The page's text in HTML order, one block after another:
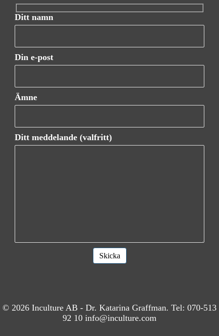
Ditt namn
Din e-post
Ämne
Ditt meddelande (valfritt)
© 2026 Inculture AB - Dr. Katarina Graffman. Tel: 070-513
92 10 info@inculture.com